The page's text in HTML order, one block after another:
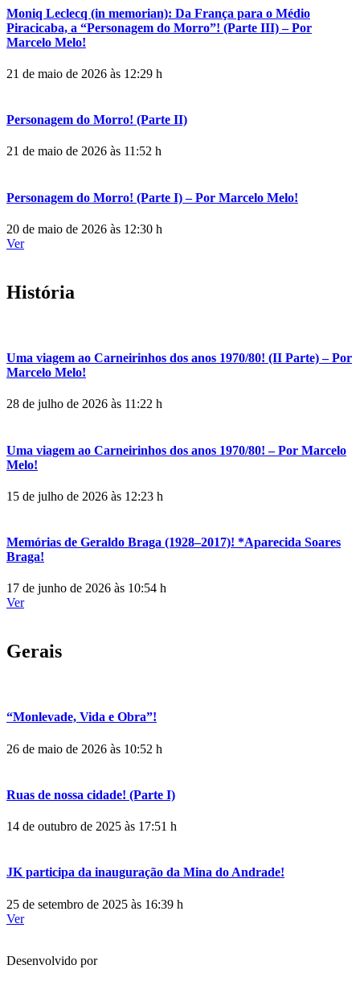
Moniq Leclecq (in memorian): Da França para o Médio
Piracicaba, a “Personagem do Morro”! (Parte III) – Por
Marcelo Melo!
21 de maio de 2026 às 12:29 h
Personagem do Morro! (Parte II)
21 de maio de 2026 às 11:52 h
Personagem do Morro! (Parte I) – Por Marcelo Melo!
20 de maio de 2026 às 12:30 h
Ver
História
Uma viagem ao Carneirinhos dos anos 1970/80! (II Parte) – Por
Marcelo Melo!
28 de julho de 2026 às 11:22 h
Uma viagem ao Carneirinhos dos anos 1970/80! – Por Marcelo
Melo!
15 de julho de 2026 às 12:23 h
Memórias de Geraldo Braga (1928–2017)! *Aparecida Soares
Braga!
17 de junho de 2026 às 10:54 h
Ver
Gerais
“Monlevade, Vida e Obra”!
26 de maio de 2026 às 10:52 h
Ruas de nossa cidade! (Parte I)
14 de outubro de 2025 às 17:51 h
JK participa da inauguração da Mina do Andrade!
25 de setembro de 2025 às 16:39 h
Ver
Desenvolvido por